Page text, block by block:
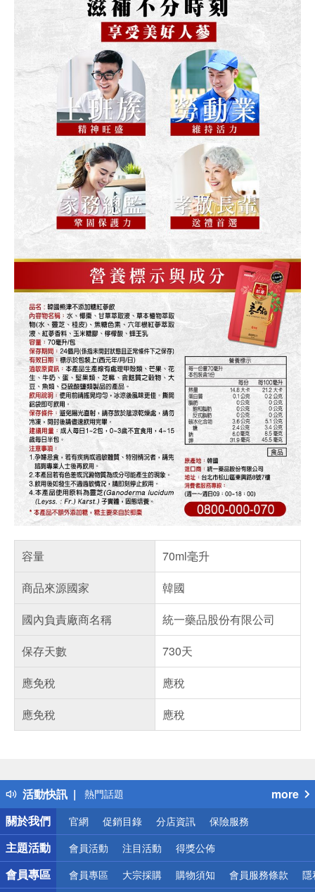
容量
70ml毫升
商品來源國家
韓國
國內負責廠商名稱
統一藥品股份有限公司
保存天數
730天
應免稅
應稅
應免稅
應稅
活動快訊
得獎公告
熱門話題
銀行優惠
偏遠地區配送
詐騙網頁！請小心！
more
關於我們
官網 促銷目錄 分店資訊 保險服務
主題活動 會員活動 注目活動 得獎公佈
會員專區 會員專區 大宗採購 購物須知 會員服務條款 隱